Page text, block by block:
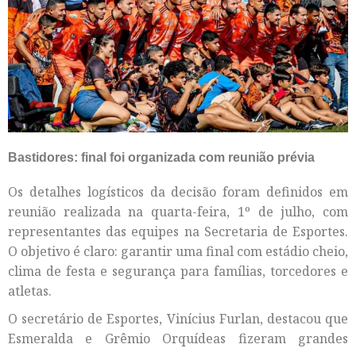
Bastidores: final foi organizada com reunião prévia
Os detalhes logísticos da decisão foram definidos em
reunião realizada na quarta-feira, 1º de julho, com
representantes das equipes na Secretaria de Esportes.
O objetivo é claro: garantir uma final com estádio cheio,
clima de festa e segurança para famílias, torcedores e
atletas.
O secretário de Esportes, Vinícius Furlan, destacou que
Esmeralda e Grêmio Orquídeas fizeram grandes